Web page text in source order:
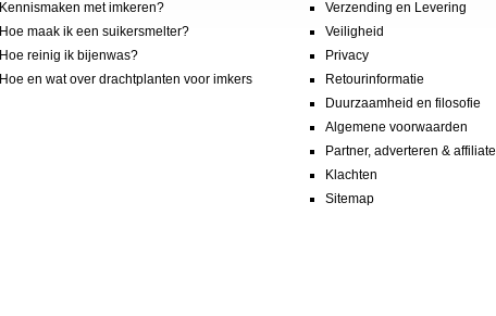
Kennismaken met imkeren?
Hoe maak ik een suikersmelter?
Hoe reinig ik bijenwas?
Hoe en wat over drachtplanten voor imkers
Verzending en Levering
Veiligheid
Privacy
Retourinformatie
Duurzaamheid en filosofie
Algemene voorwaarden
Partner, adverteren & affiliate
Klachten
Sitemap